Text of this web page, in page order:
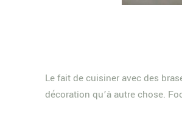
Le fait de cuisiner avec des
décoration qu’à autre chose.